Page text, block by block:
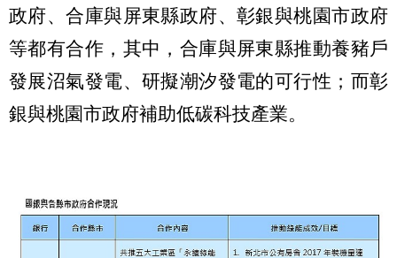
政府、合庫與屏東縣政府、彰銀與桃園市政府
等都有合作，其中，合庫與屏東縣推動養豬戶
發展沼氣發電、研擬潮汐發電的可行性；而彰
銀與桃園市政府補助低碳科技產業。